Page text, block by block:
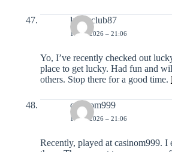
luckyclub87
16-01-2026 – 21:06
Yo, I’ve recently checked out
place to get lucky. Had fun and
others. Stop there for a good time.
casinom999
16-01-2026 – 21:06
Recently, played at casinom999. I